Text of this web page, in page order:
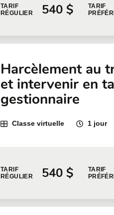
TARIF
RÉGULIER
540 $
TARIF
Harcèlement au
et intervenir en
gestionnaire
Classe virtuelle 1 jour
TARIF
RÉGULIER
540 $
TARIF